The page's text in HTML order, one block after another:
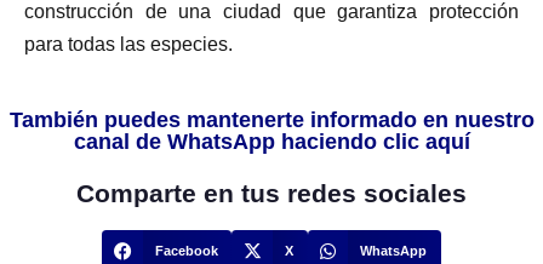
construcción de una ciudad que garantiza protección
para todas las especies.
También puedes mantenerte informado en nuestro
canal de WhatsApp haciendo clic aquí
Comparte en tus redes sociales
Facebook X WhatsApp